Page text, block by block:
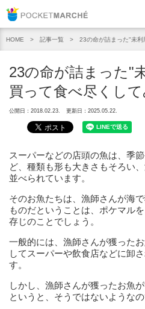
HOME 記事一覧 23の命が詰まった"未利
23の命が詰まった"
買って食べ尽くして
公開日：2018.02.23. 更新日：2025.05.22.
スーパーなどの店頭の魚は、季
ど、種類も形も大きさもそろい
並べられています。
そのお魚たちは、漁師さんが海
ものだということは、ポケマル
存じのことでしょう。
一般的には、漁師さんが獲った
してスーパーや飲食店などに卸
す。
しかし、漁師さんが獲ったお魚
というと、そうではないようなの